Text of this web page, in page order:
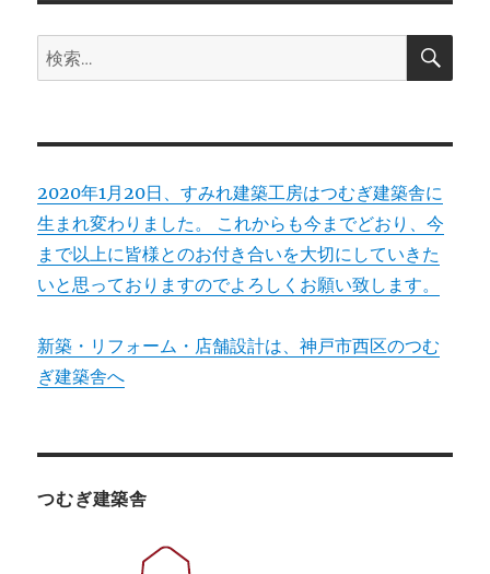
ン
検
索:
検
2020年1月20日、すみれ建築工房はつむぎ建築舎に
生まれ変わりました。 これからも今までどおり、今
まで以上に皆様とのお付き合いを大切にしていきた
いと思っておりますのでよろしくお願い致します。
新築・リフォーム・店舗設計は、神戸市西区のつむ
ぎ建築舎へ
つむぎ建築舎